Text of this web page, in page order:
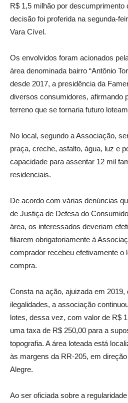
R$ 1,5 milhão por descumprimento
decisão foi proferida na segunda-
Vara Cível.
Os envolvidos foram acionados
área denominada bairro “Antônio
desde 2017, a presidência da
diversos consumidores, afirmando
terreno que se tornaria futuro
No local, segundo a Associação,
praça, creche, asfalto, água, luz e
capacidade para assentar 12 mil
residenciais.
De acordo com várias denúncias
de Justiça de Defesa do
área, os interessados deveriam
filiarem obrigatoriamente à
comprador recebeu efetivamente o
compra.
Consta na ação, ajuizada em 2019,
ilegalidades, a associação
lotes, dessa vez, com valor de R$
uma taxa de R$ 250,00 para a
topografia. A área loteada está
às margens da RR-205, em
Alegre.
Ao ser oficiada sobre a